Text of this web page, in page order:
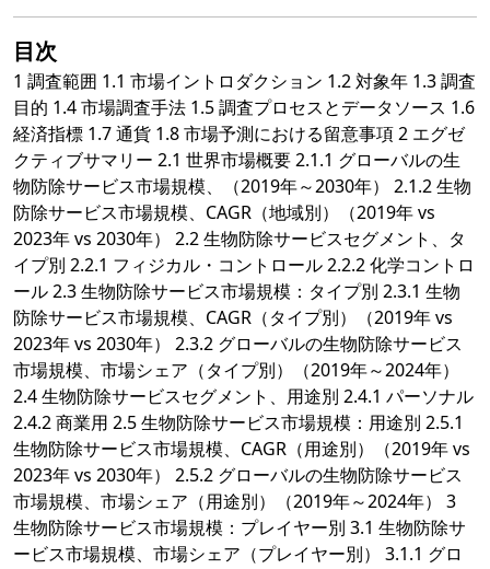
目次
1 調査範囲 1.1 市場イントロダクション 1.2 対象年 1.3 調査
目的 1.4 市場調査手法 1.5 調査プロセスとデータソース 1.6
経済指標 1.7 通貨 1.8 市場予測における留意事項 2 エグゼ
クティブサマリー 2.1 世界市場概要 2.1.1 グローバルの生
物防除サービス市場規模、（2019年～2030年） 2.1.2 生物
防除サービス市場規模、CAGR（地域別）（2019年 vs
2023年 vs 2030年） 2.2 生物防除サービスセグメント、タ
イプ別 2.2.1 フィジカル・コントロール 2.2.2 化学コントロ
ール 2.3 生物防除サービス市場規模：タイプ別 2.3.1 生物
防除サービス市場規模、CAGR（タイプ別）（2019年 vs
2023年 vs 2030年） 2.3.2 グローバルの生物防除サービス
市場規模、市場シェア（タイプ別）（2019年～2024年）
2.4 生物防除サービスセグメント、用途別 2.4.1 パーソナル
2.4.2 商業用 2.5 生物防除サービス市場規模：用途別 2.5.1
生物防除サービス市場規模、CAGR（用途別）（2019年 vs
2023年 vs 2030年） 2.5.2 グローバルの生物防除サービス
市場規模、市場シェア（用途別）（2019年～2024年） 3
生物防除サービス市場規模：プレイヤー別 3.1 生物防除サ
ービス市場規模、市場シェア（プレイヤー別） 3.1.1 グロ